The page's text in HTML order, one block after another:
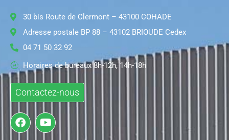
30 bis Route de Clermont – 43100 COHADE
Adresse postale BP 88 – 43102 BRIOUDE Cedex
04 71 50 32 92
Horaires de bureaux 8h-12h, 14h-18h
Contactez-nous